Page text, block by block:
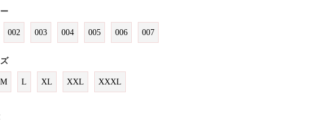
002 003 004 005 006 007
M L XL XXL XXXL